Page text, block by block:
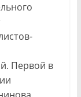
Первой в